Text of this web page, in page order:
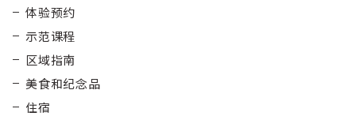
体验预约
示范课程
区域指南
美食和纪念品
住宿